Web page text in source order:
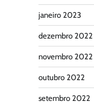
janeiro 2023
dezembro 2022
novembro 2022
outubro 2022
setembro 2022